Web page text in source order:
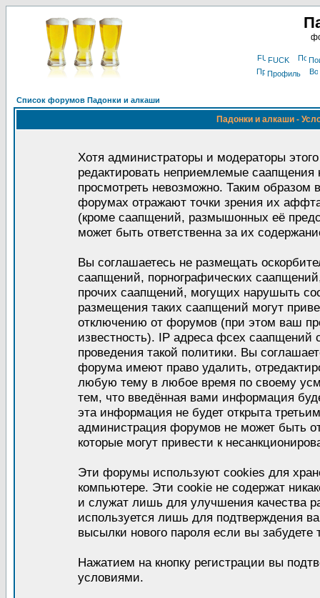
FUCK
Профиль
Список форумов Падонки и алкаши
Падонки и алкаши -
Хотя администраторы и модераторы
редактировать неприемлемые
просмотреть невозможно. Таким образом
форумах отражают точки зрения их
(кроме саапщений, размышонных её
может быть ответственна за их
Вы соглашаетесь не размещать
саапщений, порнографических
прочих саапщений, могущих нарушыть
размещения таких саапщений могут
отключению от форумов (при этом ваш
известность). IP адреса фсех саапщений
проведения такой политики. Вы
форума имеют право удалить,
любую тему в любое время по своему
тем, что введённая вами информация
эта информация не будет открыта
администрация форумов не может быть
которые могут привести к
Эти форумы используют cookies для
компьютере. Эти cookie не содержат
и служат лишь для улучшения качества
используется лишь для подтверждения
высылки нового пароля если вы забудете
Нажатием на кнопку регистрации вы
условиями.